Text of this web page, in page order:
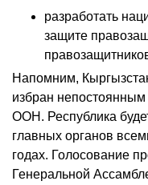
разработать
защите
Напомним,
избран
ООН. Республика
главных органов
годах. Голосование
Генеральной